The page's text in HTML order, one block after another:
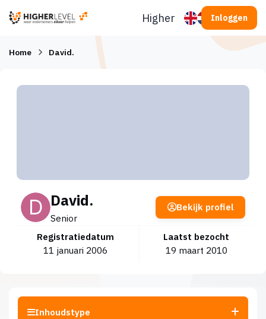
Higherlevel Inloggen
Home David.
David.
Senior
Registratiedatum
11 januari 2006
Laatst bezocht
19 maart 2010
Bekijk profiel
Inhoudstype